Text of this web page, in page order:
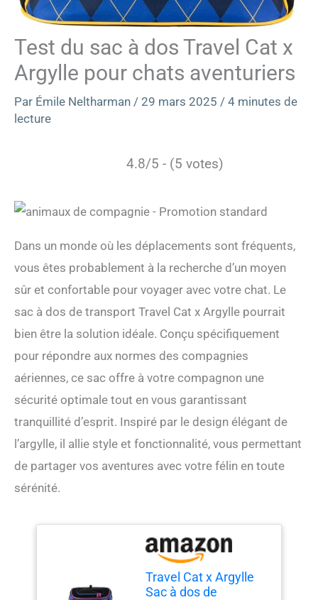
Test du sac à dos Travel Cat x
Argylle pour chats aventuriers
Par Émile Neltharman / 29 mars 2025 / 4 minutes de
lecture
4.8/5 - (5 votes)
Dans un monde où les déplacements sont fréquents,
vous êtes probablement à la recherche d’un moyen
sûr et confortable pour voyager avec votre chat. Le
sac à dos de transport Travel Cat x Argylle pourrait
bien être la solution idéale. Conçu spécifiquement
pour répondre aux normes des compagnies
aériennes, ce sac offre à votre compagnon une
sécurité optimale tout en vous garantissant
tranquillité d’esprit. Inspiré par le design élégant de
l’argylle, il allie style et fonctionnalité, vous permettant
de partager vos aventures avec votre félin en toute
sérénité.
Travel Cat x Argylle
Sac à dos de